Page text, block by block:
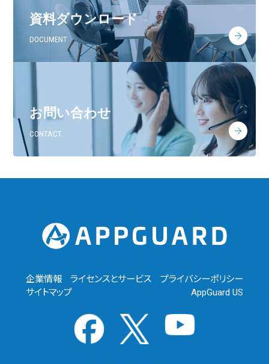
資料ダウンロード
DOCUMENT
お問い合わせ
CONTACT
企業情報 ライセンスとサービス
プライバシーポリシー
サイトマップ
AppGuard US